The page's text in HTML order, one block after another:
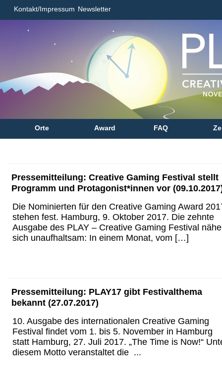
Kontakt/Impressum Newsletter
Orte Award FAQ
Pressemitteilung: Creative Gaming Festival stellt
Programm und Protagonist*innen vor
Die Nominierten für den Creative Gaming Award
stehen fest. Hamburg, 9. Oktober 2017. Die zehnte
Ausgabe des PLAY – Creative Gaming Festival
sich unaufhaltsam: In einem Monat, vom […]
Pressemitteilung: PLAY17 gibt Festivalthema
bekannt (27.07.2017)
10. Ausgabe des internationalen Creative Gaming
Festival findet vom 1. bis 5. November in Hamburg
statt Hamburg, 27. Juli 2017. „The Time is Now!“
diesem Motto veranstaltet die ...